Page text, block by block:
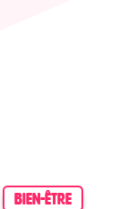
BIEN-ÊTRE